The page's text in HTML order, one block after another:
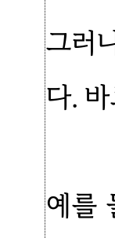
그러
다.
예를